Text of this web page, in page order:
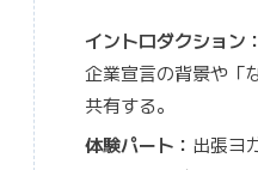
イントロダクション：
企業宣言の背景や「
共有する。
体験パート： 出張ヨ